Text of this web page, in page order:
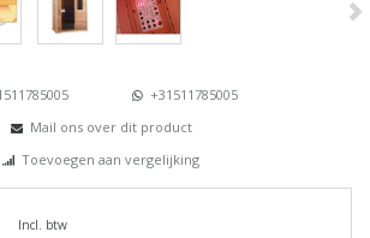
+31511785005
Mail ons over dit product
Toevoegen aan vergelijking
Incl. btw